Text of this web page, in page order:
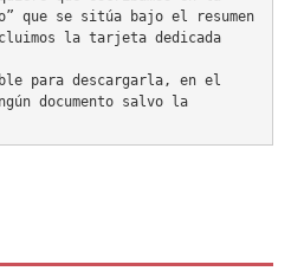
que se sitúa bajo el resumen
la tarjeta dedicada
para descargarla, en el
documento salvo la